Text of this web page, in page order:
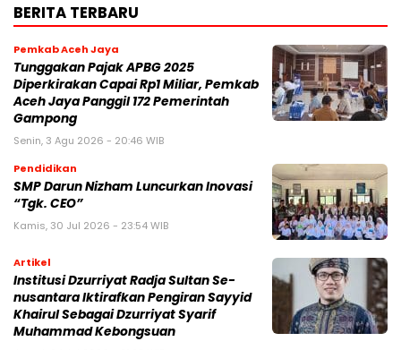
BERITA TERBARU
Pemkab Aceh Jaya
Tunggakan Pajak APBG 2025
Diperkirakan Capai Rp1 Miliar, Pemkab
Aceh Jaya Panggil 172 Pemerintah
Gampong
Senin, 3 Agu 2026 - 20:46 WIB
Pendidikan
SMP Darun Nizham Luncurkan Inovasi
“Tgk. CEO”
Kamis, 30 Jul 2026 - 23:54 WIB
Artikel
Institusi Dzurriyat Radja Sultan Se-
nusantara Iktirafkan Pengiran Sayyid
Khairul Sebagai Dzurriyat Syarif
Muhammad Kebongsuan